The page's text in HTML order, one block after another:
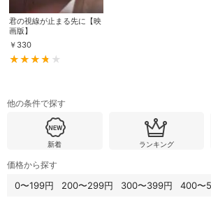
君の視線が止まる先に【映
画版】
￥ 330
他の条件で探す
新着 ランキング
価格から探す
0〜199円 200〜299円 300〜399円 400〜